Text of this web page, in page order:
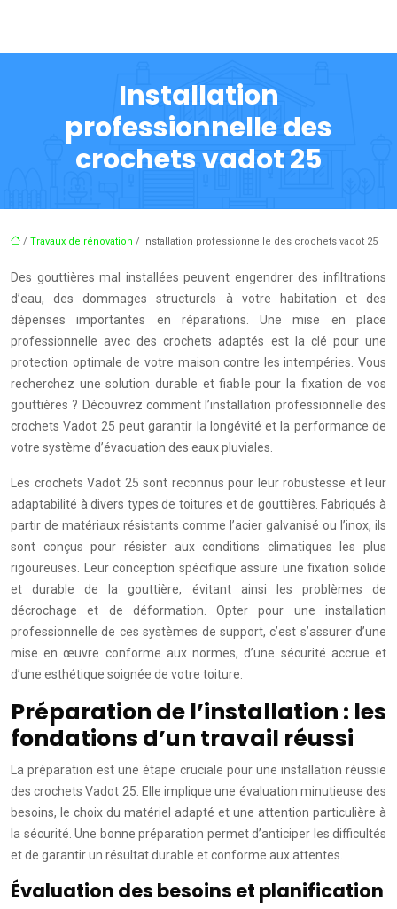
Installation
professionnelle des
crochets vadot 25
/ Travaux de rénovation / Installation professionnelle des crochets vadot 25
Des gouttières mal installées peuvent engendrer des infiltrations
d’eau, des dommages structurels à votre habitation et des
dépenses importantes en réparations. Une mise en place
professionnelle avec des crochets adaptés est la clé pour une
protection optimale de votre maison contre les intempéries. Vous
recherchez une solution durable et fiable pour la fixation de vos
gouttières ? Découvrez comment l’installation professionnelle des
crochets Vadot 25 peut garantir la longévité et la performance de
votre système d’évacuation des eaux pluviales.
Les crochets Vadot 25 sont reconnus pour leur robustesse et leur
adaptabilité à divers types de toitures et de gouttières. Fabriqués à
partir de matériaux résistants comme l’acier galvanisé ou l’inox, ils
sont conçus pour résister aux conditions climatiques les plus
rigoureuses. Leur conception spécifique assure une fixation solide
et durable de la gouttière, évitant ainsi les problèmes de
décrochage et de déformation. Opter pour une installation
professionnelle de ces systèmes de support, c’est s’assurer d’une
mise en œuvre conforme aux normes, d’une sécurité accrue et
d’une esthétique soignée de votre toiture.
Préparation de l’installation : les
fondations d’un travail réussi
La préparation est une étape cruciale pour une installation réussie
des crochets Vadot 25. Elle implique une évaluation minutieuse des
besoins, le choix du matériel adapté et une attention particulière à
la sécurité. Une bonne préparation permet d’anticiper les difficultés
et de garantir un résultat durable et conforme aux attentes.
Évaluation des besoins et planification